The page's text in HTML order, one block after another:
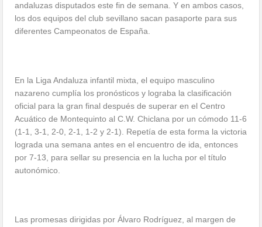
andaluzas disputados este fin de semana. Y en ambos casos,
los dos equipos del club sevillano sacan pasaporte para sus
diferentes Campeonatos de España.
En la Liga Andaluza infantil mixta, el equipo masculino
nazareno cumplía los pronósticos y lograba la clasificación
oficial para la gran final después de superar en el Centro
Acuático de Montequinto al C.W. Chiclana por un cómodo 11-6
(1-1, 3-1, 2-0, 2-1, 1-2 y 2-1). Repetía de esta forma la victoria
lograda una semana antes en el encuentro de ida, entonces
por 7-13, para sellar su presencia en la lucha por el título
autonómico.
Las promesas dirigidas por Álvaro Rodríguez, al margen de